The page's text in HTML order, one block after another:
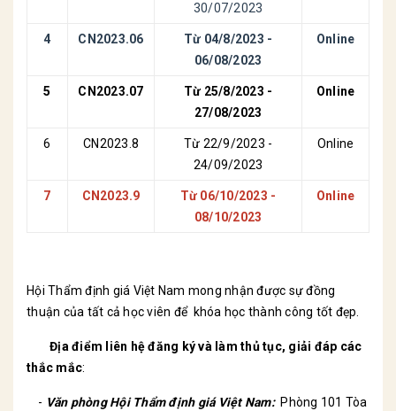
30/07/2023
4 CN2023.06
Từ 04/8/2023 -
06/08/2023
Online
5 CN2023.07
Từ 25/8/2023 -
27/08/2023
Online
6 CN2023.8
Từ 22/9/2023 -
24/09/2023
Online
7 CN2023.9
Từ 06/10/2023 -
08/10/2023
Online
Hội Thẩm định giá Việt Nam mong nhận được sự đồng
thuận của tất cả học viên để khóa học thành công tốt đẹp.
Địa điểm liên hệ đăng ký và làm thủ tục, giải đáp các
thắc mắc:
- Văn phòng Hội Thẩm định giá Việt Nam: Phòng 101 Tòa